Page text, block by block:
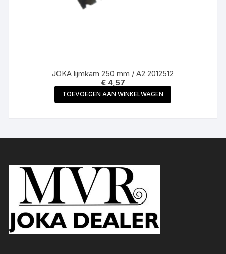
JOKA lijmkam 250 mm / A2 2012512
€4,57
TOEVOEGEN AAN WINKELWAGEN